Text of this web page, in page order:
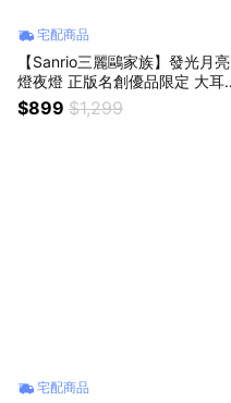
宅配商品
【Sanrio三麗鷗家族】發光月亮
燈夜燈 正版名創優品限定 大耳
狗 庫洛米 帕洽狗 造型燈具 怕黑
必備 兒童節禮物 小孩禮物 入厝
$899 $1,299
宅配商品